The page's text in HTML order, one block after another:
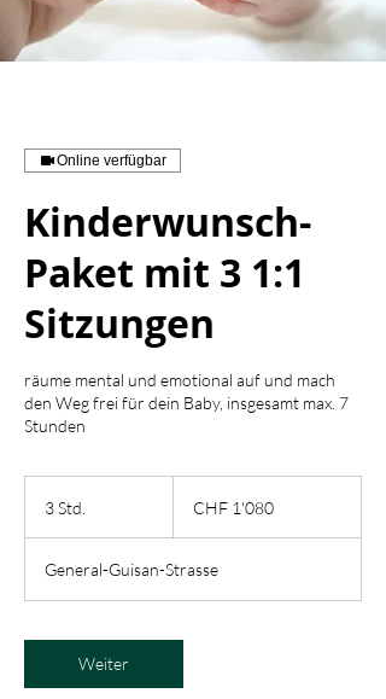
Online verfügbar
Kinderwunsch-
Paket mit 3 1:1
Sitzungen
räume mental und emotional auf und mach
den Weg frei für dein Baby, insgesamt max. 7
Stunden
3 Std.
d
.
Franken
CHF 1'080
General-Guisan-Strasse
Weiter